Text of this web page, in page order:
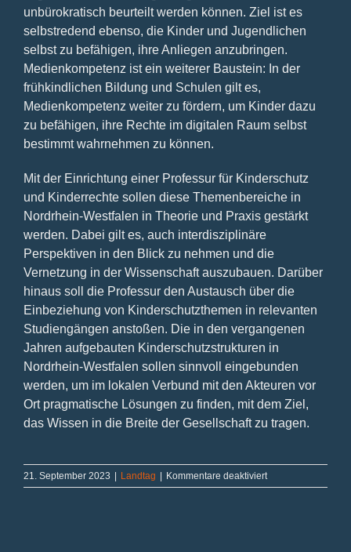
unbürokratisch beurteilt werden können. Ziel ist es
selbstredend ebenso, die Kinder und Jugendlichen
selbst zu befähigen, ihre Anliegen anzubringen.
Medienkompetenz ist ein weiterer Baustein: In der
frühkindlichen Bildung und Schulen gilt es,
Medienkompetenz weiter zu fördern, um Kinder dazu
zu befähigen, ihre Rechte im digitalen Raum selbst
bestimmt wahrnehmen zu können.
Mit der Einrichtung einer Professur für Kinderschutz
und Kinderrechte sollen diese Themenbereiche in
Nordrhein-Westfalen in Theorie und Praxis gestärkt
werden. Dabei gilt es, auch interdisziplinäre
Perspektiven in den Blick zu nehmen und die
Vernetzung in der Wissenschaft auszubauen. Darüber
hinaus soll die Professur den Austausch über die
Einbeziehung von Kinderschutzthemen in relevanten
Studiengängen anstoßen. Die in den vergangenen
Jahren aufgebauten Kinderschutzstrukturen in
Nordrhein-Westfalen sollen sinnvoll eingebunden
werden, um im lokalen Verbund mit den Akteuren vor
Ort pragmatische Lösungen zu finden, mit dem Ziel,
das Wissen in die Breite der Gesellschaft zu tragen.
21. September 2023 Landtag Kommentare deaktiviertfür
Kinderrechte